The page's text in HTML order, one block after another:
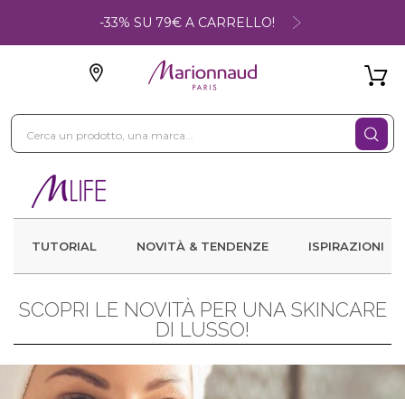
-33% SU 79€ A CARRELLO!
TUTORIAL NOVITÀ & TENDENZE ISPIRAZIONI
SCOPRI LE NOVITÀ PER UNA SKINCARE
DI LUSSO!